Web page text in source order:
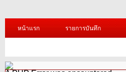
หน้าแรก รายการบันทึก